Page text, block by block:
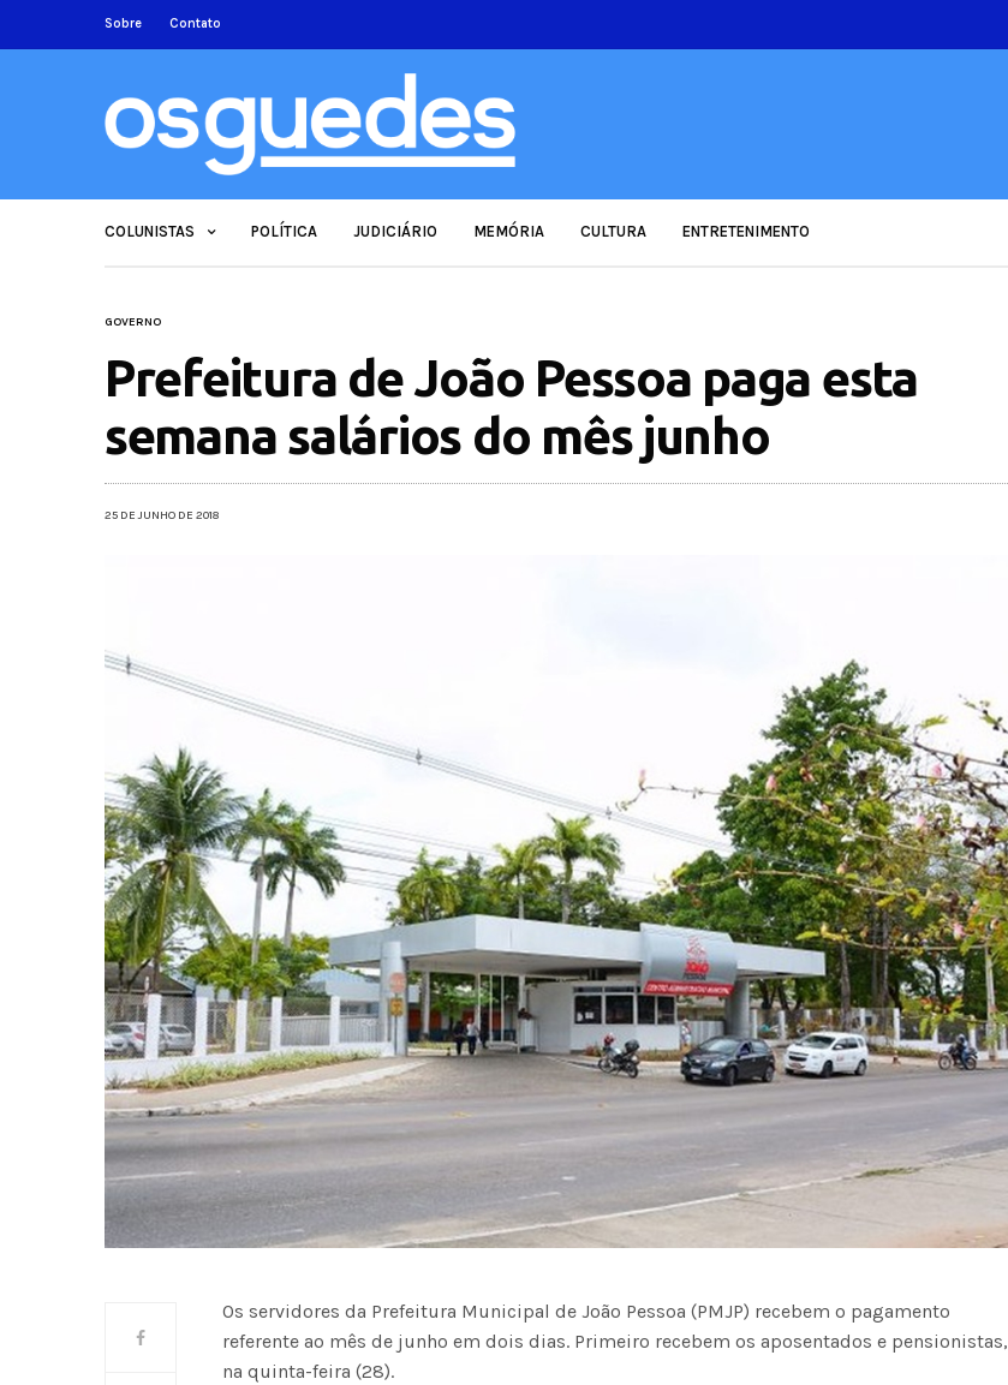
Sobre Contato
COLUNISTAS POLÍTICA JUDICIÁRIO MEMÓRIA CULTURA ENTRETENIMENTO
GOVERNO
Prefeitura de João Pessoa paga esta
semana salários do mês junho
25 DE JUNHO DE 2018
Os servidores da Prefeitura Municipal de João Pessoa (PMJP) recebem o pagamento
referente ao mês de junho em dois dias. Primeiro recebem os aposentados e pensionistas,
na quinta-feira (28).